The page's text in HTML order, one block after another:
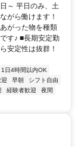
～ 平日のみ、土
がら働けます！
がった物を種類
す♪ ■長期安定勤
安定性は抜群！
1日4時間以内OK
早朝
シフト自由
経験者歓迎
夜間